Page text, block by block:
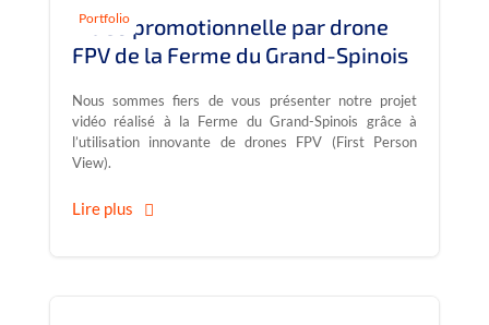
Portfolio
Vidéo promotionnelle par drone
FPV de la Ferme du Grand-Spinois
Nous sommes fiers de vous présenter notre projet
vidéo réalisé à la Ferme du Grand-Spinois grâce à
l’utilisation innovante de drones FPV (First Person
View).
Lire plus